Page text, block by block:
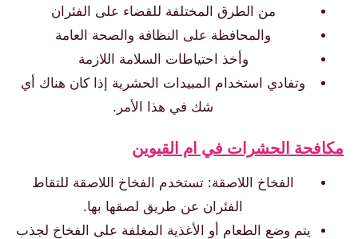
من الطرق المختلفة للقضاء على الفئران
والمحافظة على النظافة والصحة العامة
وأخذ احتياطات السلامة اللازمة
وتفادي استخدام المبيدات الحشرية إذا كان هناك أي
شك في هذا الأمر.
الحشرات في ام القيوين
الفخاخ اللاصقة: تستخدم الفخاخ اللاصقة للتقاط
الفئران عن طريق لصقها بها.
يتم وضع الطعام أو الأغذية المغلفة على الفخاخ لجذب